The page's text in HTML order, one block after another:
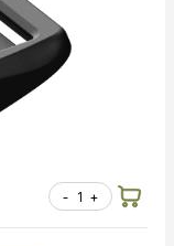
- +